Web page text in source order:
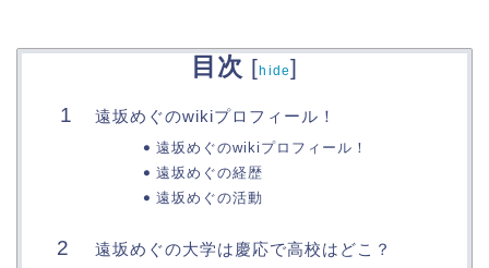
目次 [hide]
遠坂めぐのwikiプロフィール！
遠坂めぐのwikiプロフィール！
遠坂めぐの経歴
遠坂めぐの活動
遠坂めぐの大学は慶応で高校はどこ？